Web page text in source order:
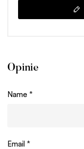
Opinie
Name *
Email *